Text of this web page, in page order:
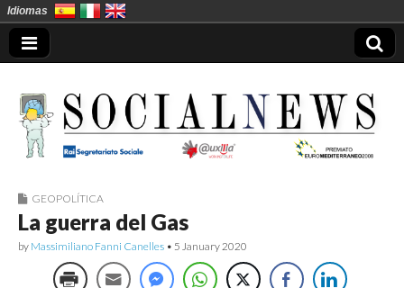
Socialnews en
Español
GEOPOLÍTICA
La guerra del Gas
by Massimiliano Fanni Canelles • 5 January 2020
Idiomas